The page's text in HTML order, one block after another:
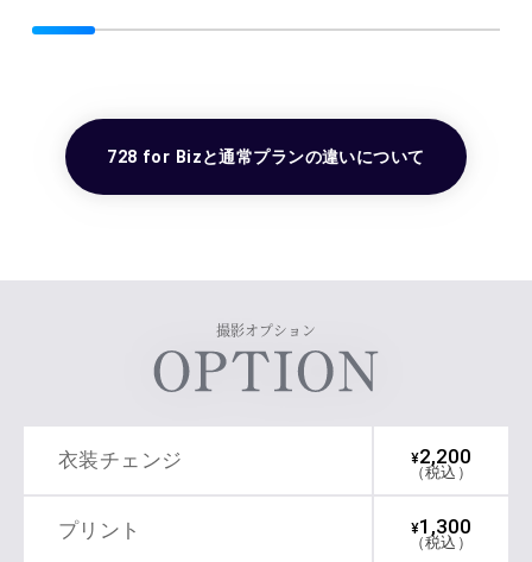
728 for Bizと通常プランの違いについて
撮影オプション
衣装チェンジ ¥2,200
（税込）
プリント ¥1,300
（税込）